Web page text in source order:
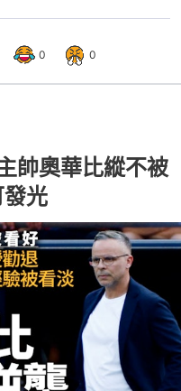
0 0
帥奧華比縱不被
光